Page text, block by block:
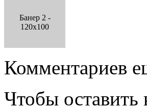
Банер 2 -
120x100
Комментариев
Чтобы оставить